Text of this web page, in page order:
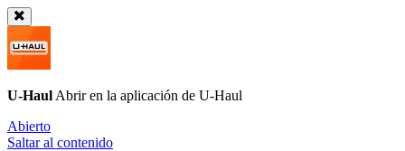
U-Haul Abrir en la aplicación de U-Haul
Abierto
Saltar al contenido